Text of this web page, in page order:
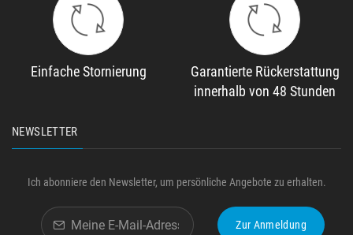
Einfache Stornierung
Garantierte Rückerstattung
innerhalb von 48 Stunden
NEWSLETTER
Ich abonniere den Newsletter, um persönliche Angebote zu erhalten.
Zur Anmeldung